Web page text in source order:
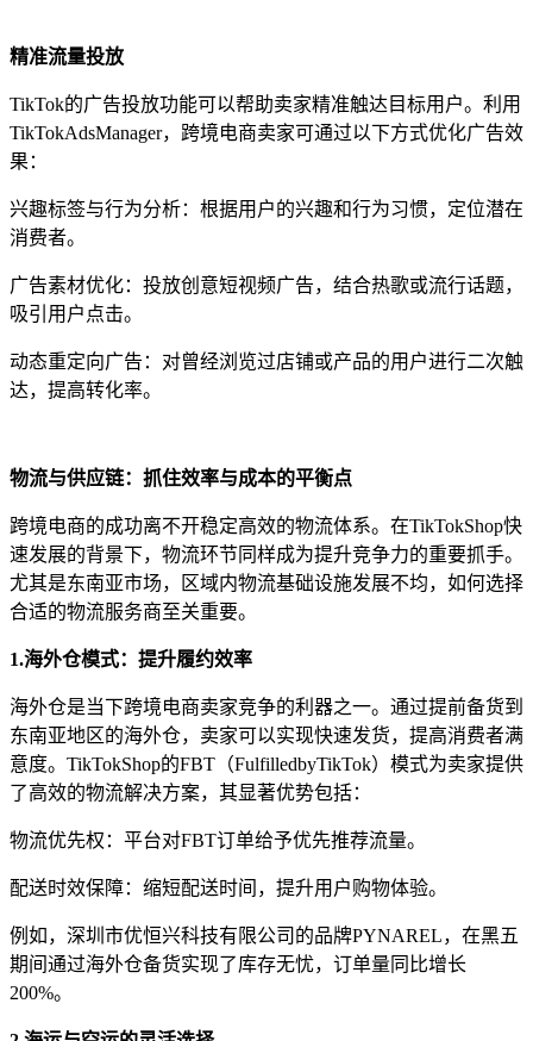
精准流量投放
TikTok的广告投放功能可以帮助卖家精准触达目标用户。利用
TikTokAdsManager，跨境电商卖家可通过以下方式优化广告效
果：
兴趣标签与行为分析：根据用户的兴趣和行为习惯，定位潜在
消费者。
广告素材优化：投放创意短视频广告，结合热歌或流行话题，
吸引用户点击。
动态重定向广告：对曾经浏览过店铺或产品的用户进行二次触
达，提高转化率。
物流与供应链：抓住效率与成本的平衡点
跨境电商的成功离不开稳定高效的物流体系。在TikTokShop快
速发展的背景下，物流环节同样成为提升竞争力的重要抓手。
尤其是东南亚市场，区域内物流基础设施发展不均，如何选择
合适的物流服务商至关重要。
1.海外仓模式：提升履约效率
海外仓是当下跨境电商卖家竞争的利器之一。通过提前备货到
东南亚地区的海外仓，卖家可以实现快速发货，提高消费者满
意度。TikTokShop的FBT（FulfilledbyTikTok）模式为卖家提供
了高效的物流解决方案，其显著优势包括：
物流优先权：平台对FBT订单给予优先推荐流量。
配送时效保障：缩短配送时间，提升用户购物体验。
例如，深圳市优恒兴科技有限公司的品牌PYNAREL，在黑五
期间通过海外仓备货实现了库存无忧，订单量同比增长
200%。